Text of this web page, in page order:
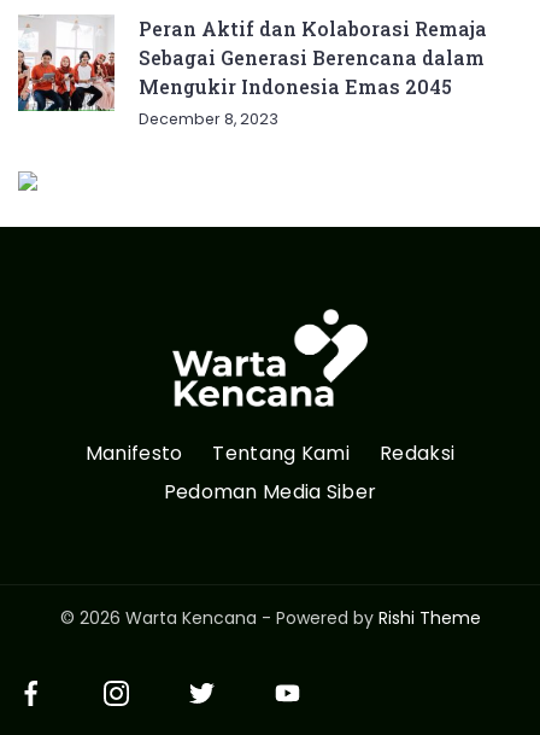
Peran Aktif dan Kolaborasi Remaja
Sebagai Generasi Berencana dalam
Mengukir Indonesia Emas 2045
December 8, 2023
Manifesto Tentang Kami
Redaksi
Pedoman Media Siber
© 2026 Warta Kencana - Powered by Rishi Theme